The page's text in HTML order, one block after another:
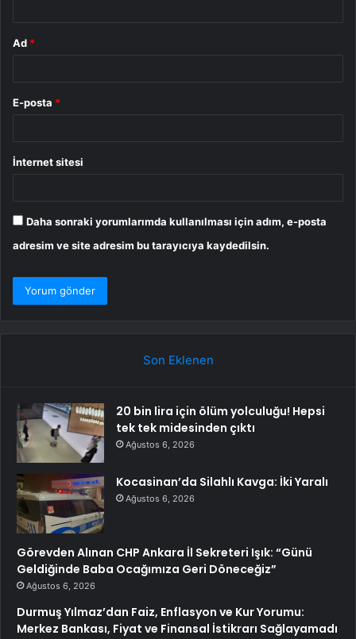
Ad *
E-posta *
İnternet sitesi
Daha sonraki yorumlarımda kullanılması için adım, e-posta
adresim ve site adresim bu tarayıcıya kaydedilsin.
Son Eklenen
20 bin lira için ölüm yolculuğu! Hepsi
tek tek midesinden çıktı
Ağustos 6, 2026
Kocasinan’da Silahlı Kavga: İki Yaralı
Ağustos 6, 2026
Görevden Alınan CHP Ankara İl Sekreteri Işık: “Günü
Geldiğinde Baba Ocağımıza Geri Döneceğiz”
Ağustos 6, 2026
Durmuş Yılmaz’dan Faiz, Enflasyon ve Kur Yorumu:
Merkez Bankası, Fiyat ve Finansal İstikrarı Sağlayamadı